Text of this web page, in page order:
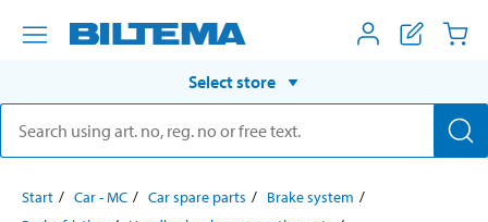
Select store
Start Car - MC Car spare parts
Brake system